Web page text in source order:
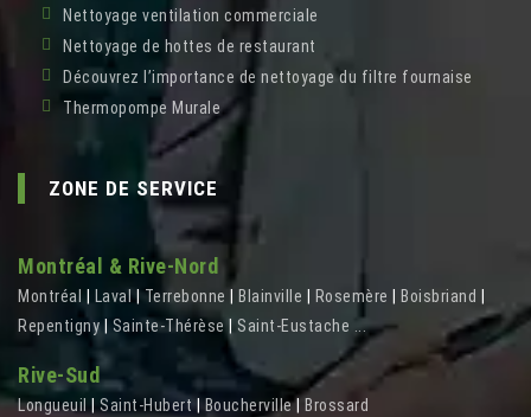
Nettoyage ventilation commerciale
Nettoyage de hottes de restaurant
Découvrez l’importance de nettoyage du filtre fournaise
Thermopompe Murale
ZONE DE SERVICE
Montréal & Rive-Nord
Montréal Laval|Terrebonne Blainville Rosemère Boisbriand
Repentigny| Sainte-Thérèse Saint-Eustache ...
Rive-Sud
Longueuil Saint-Hubert Boucherville| Brossard